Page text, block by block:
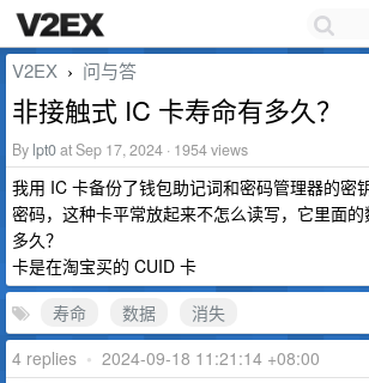
V2EX › 问与答
非接触式 IC 卡寿命有多久？
By lpt0at Sep 17, 2024 · 1954 views
我用 IC 卡备份了钱包助记词和密码管理器的密
密码，这种卡平常放起来不怎么读写，它里面
多久？
卡是在淘宝买的 CUID 卡
寿命
数据
消失
4 replies • 2024-09-18 11:21:14 +08:00